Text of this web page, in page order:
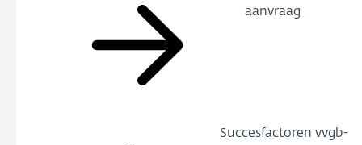
aanvraag
Succesfactoren vvgb-